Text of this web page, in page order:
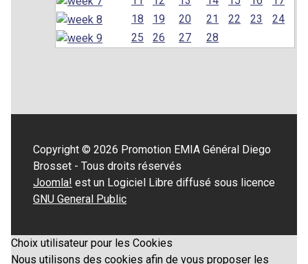
18
19 20 21 22 23
24
25
26 27 28
Copyright © 2026 Promotion EMIA Général Diego
Brosset - Tous droits réservés
Joomla! est un Logiciel Libre diffusé sous licence
GNU General Public
Choix utilisateur pour les Cookies
Nous utilisons des cookies afin de vous proposer les